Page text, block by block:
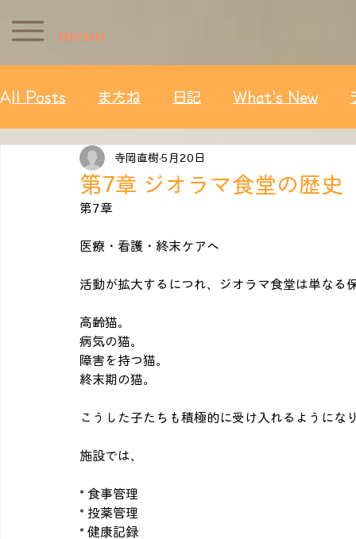
menu
All Posts またね 日記 What's New
第7章 ジオラマ食堂の歴史
寺岡直樹 5月20日
第7章
医療・看護・終末ケアへ
活動が拡大するにつれ、ジオラマ食堂は単なる
高齢猫。
病気の猫。
障害を持つ猫。
終末期の猫。
こうした子たちも積極的に受け入れるようにな
施設では、
* 食事管理
* 投薬管理
* 健康記録